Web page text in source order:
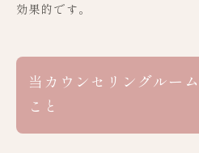
効果的です。
当カウンセリングルー
こと